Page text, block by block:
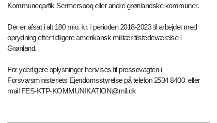
Kommuneqarfik Sermersooq eller andre grønlandske kommuner.
Der er afsat i alt 180 mio. kr. i perioden 2018-2023 til arbejdet med
oprydning efter tidligere amerikansk militær tilstedeværelse i
Grønland.
For yderligere oplysninger henvises til pressevagten i
Forsvarsministeriets Ejendomsstyrelse på telefon 2534 8400 eller
mail FES-KTP-KOMMUNIKATION@mil.dk